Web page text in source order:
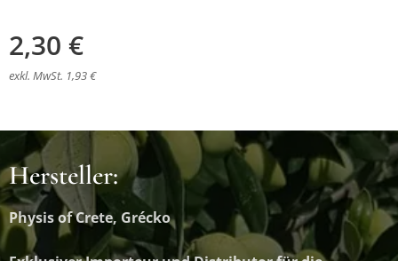
2,30 €
exkl. MwSt. 1,93 €
Hersteller:
Physis of Crete, Grécko